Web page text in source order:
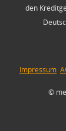
den
Impressum
©